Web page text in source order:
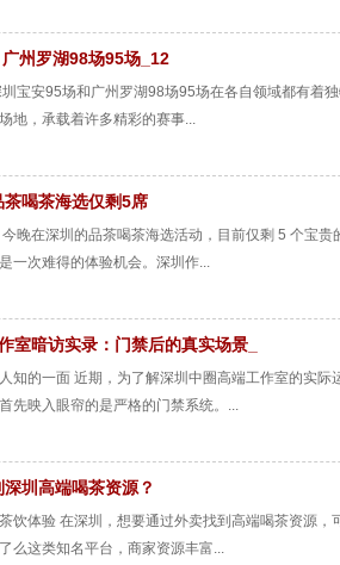
州罗湖98场95场_12
宝安95场和广州罗湖98场95场在各自领域都有着
地，承载着许多精彩的赛事...
喝茶海选仅剩5席
晚在深圳的品茶喝茶海选活动，目前仅剩 5 个宝
一次难得的体验机会。深圳作...
室暗访实录：门禁后的真实场景_
知的一面 近期，为了解深圳中圈高端工作室的实
先映入眼帘的是严格的门禁系统。...
圳高端喝茶资源？
饮体验 在深圳，想要通过外卖找到高端喝茶资源
么这类知名平台，商家资源丰富...